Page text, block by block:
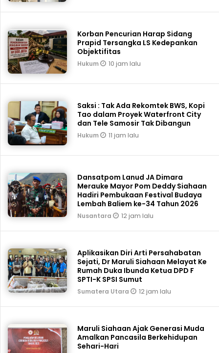
Korban Pencurian Harap Sidang
Prapid Tersangka LS Kedepankan
Objektifitas
Hukum 10 jam lalu
Saksi : Tak Ada Rekomtek BWS, Kopi
Tao dalam Proyek Waterfront City
dan Tele Samosir Tak Dibangun
Hukum 11 jam lalu
Dansatpom Lanud JA Dimara
Merauke Mayor Pom Deddy Siahaan
Hadiri Pembukaan Festival Budaya
Lembah Baliem ke-34 Tahun 2026
Nusantara 12 jam lalu
Aplikasikan Diri Arti Persahabatan
Sejati, Dr Maruli Siahaan Melayat Ke
Rumah Duka Ibunda Ketua DPD F
SPTI-K SPSI Sumut
Sumatera Utara 12 jam lalu
Maruli Siahaan Ajak Generasi Muda
Amalkan Pancasila Berkehidupan
Sehari-Hari